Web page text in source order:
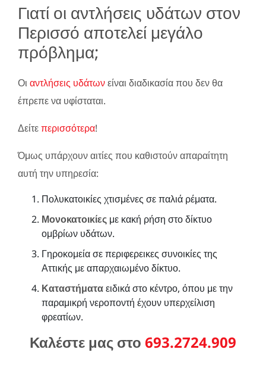
Γιατί οι αντλήσεις υδάτων στον
Περισσό αποτελεί μεγάλο
πρόβλημα;
Οι αντλήσεις υδάτωνείναι διαδικασία που δεν θα
έπρεπε να υφίσταται.
Δείτεπερισσότερα!
Όμως υπάρχουν αιτίες που καθιστούν απαραίτητη
αυτή την υπηρεσία:
Πολυκατοικίες χτισμένες σε παλιά ρέματα.
Μονοκατοικίες με κακή ρήση στο δίκτυο
ομβρίων υδάτων.
Γηροκομεία σε περιφερεικες συνοικίες της
Αττικής με απαρχαιωμένο δίκτυο.
Καταστήματαειδικά στο κέντρο, όπου με την
παραμικρή νεροποντή έχουν υπερχείλιση
φρεατίων.
Καλέστε μας στο 693.2724.909